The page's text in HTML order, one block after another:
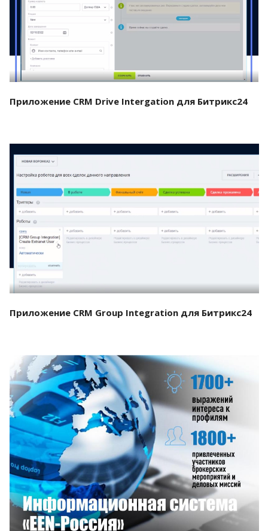
Смотреть проект
Приложение CRM Drive Intergation для Битрикс24
Смотреть проект
Приложение CRM Group Integration для Битрикс24
Смотреть проект